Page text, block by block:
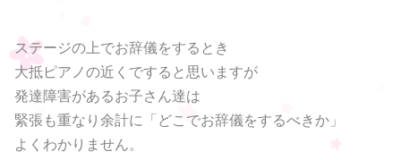
ステージの上でお辞儀をするとき
大抵ピアノの近くですると思いますが
発達障害があるお子さん達は
緊張も重なり余計に「どこでお辞儀をするべきか」
よくわかりません。